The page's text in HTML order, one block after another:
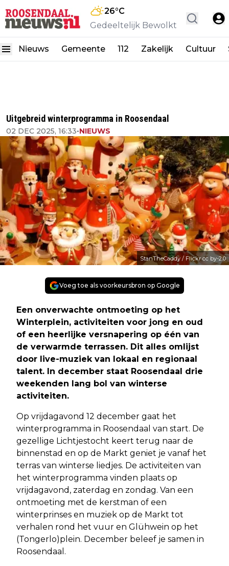
26°C
Gedeeltelijk Bewolkt
Nieuws Gemeente 112 Zakelijk Cultuur
Uitgebreid winterprogramma in Roosendaal
02 DEC 2025, 16:33•NIEUWS
StanTheCaddy / Flickr cc by-2.0
Voeg toe als voorkeursbron op Google
Een onverwachte ontmoeting op het
Winterplein, activiteiten voor jong en oud
of een heerlijke versnapering op één van
de verwarmde terrassen. Dit alles omlijst
door live-muziek van lokaal en regionaal
talent. In december staat Roosendaal drie
weekenden lang bol van winterse
activiteiten.
Op vrijdagavond 12 december gaat het
winterprogramma in Roosendaal van start. De
gezellige Lichtjestocht keert terug naar de
binnenstad en op de Markt geniet je vanaf het
terras van winterse liedjes. De activiteiten van
het winterprogramma vinden plaats op
vrijdagavond, zaterdag en zondag. Van een
ontmoeting met de kerstman of een
winterprinses en muziek op de Markt tot
verhalen rond het vuur en Glühwein op het
(Tongerlo)plein. December beleef je samen in
Roosendaal.